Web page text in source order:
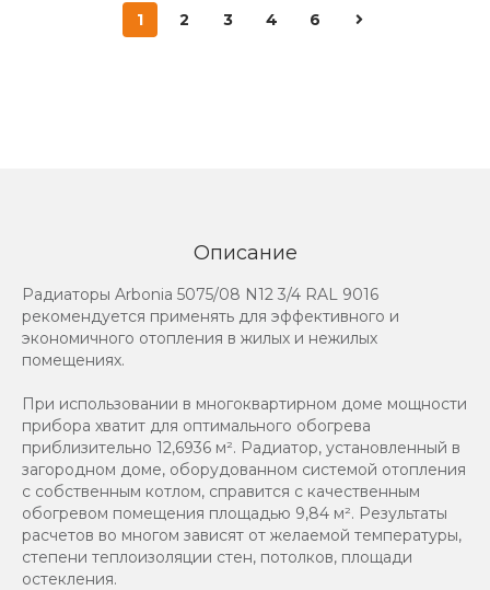
1 2 3 4 6
Описание
Радиаторы Arbonia 5075/08 N12 3/4 RAL 9016
рекомендуется применять для эффективного и
экономичного отопления в жилых и нежилых
помещениях.
При использовании в многоквартирном доме мощности
прибора хватит для оптимального обогрева
приблизительно 12,6936 м². Радиатор, установленный в
загородном доме, оборудованном системой отопления
с собственным котлом, справится с качественным
обогревом помещения площадью 9,84 м². Результаты
расчетов во многом зависят от желаемой температуры,
степени теплоизоляции стен, потолков, площади
остекления.